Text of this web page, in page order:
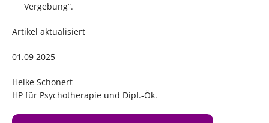
Vergebung“.
Artikel aktualisiert
01.09 2025
Heike Schonert
HP für Psychotherapie und Dipl.-Ök.